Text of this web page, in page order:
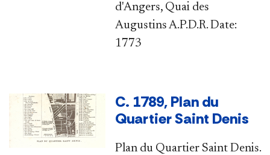
d'Angers, Quai des
Augustins A.P.D.R. Date:
1773​
C. 1789, Plan du
Quartier Saint Denis
Plan du Quartier Saint Denis.